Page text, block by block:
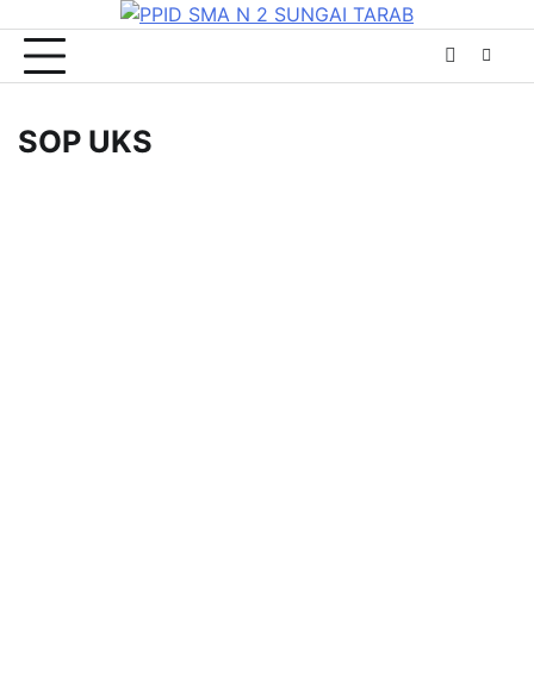
content
SOP UKS